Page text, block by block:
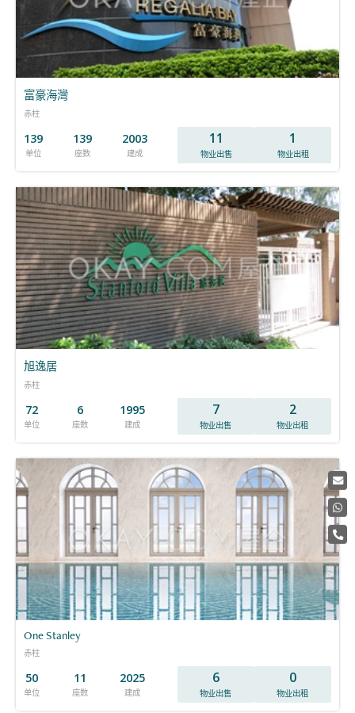
富豪海灣
赤柱
139
单位
139
座数
2003
建成
11
物业出售
1
物业出租
旭逸居
赤柱
72
单位
6
座数
1995
建成
7
物业出售
2
物业出租
One Stanley
赤柱
50
单位
11
座数
2025
建成
6
物业出售
0
物业出租